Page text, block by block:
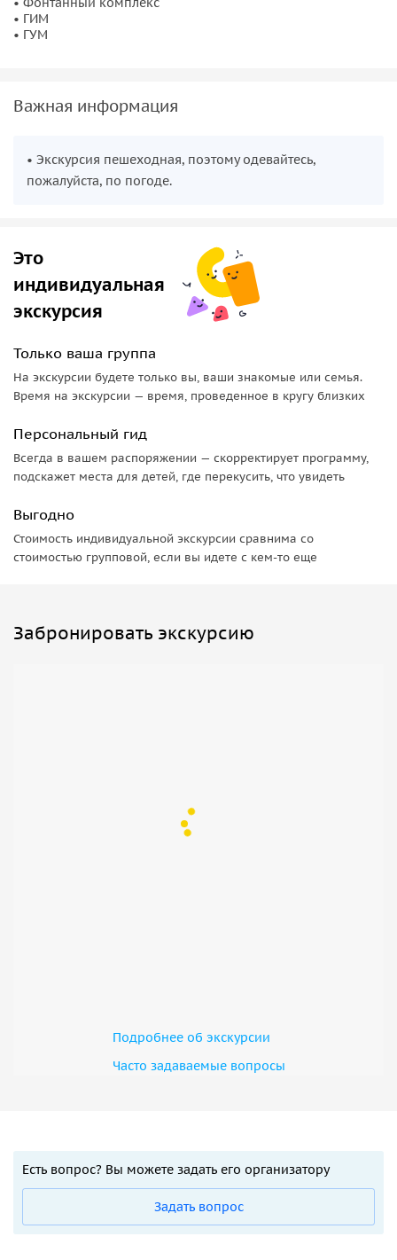
• ГИМ
• ГУМ
Важная информация
• Экскурсия пешеходная, поэтому одевайтесь,
пожалуйста, по погоде.
Это
индивидуальная
экскурсия
Только ваша группа
На экскурсии будете только вы, ваши знакомые или семья.
Время на экскурсии — время, проведенное в кругу близких
Персональный гид
Всегда в вашем распоряжении — скорректирует программу,
подскажет места для детей, где перекусить, что увидеть
Выгодно
Стоимость индивидуальной экскурсии сравнима со
стоимостью групповой, если вы идете с кем-то еще
Забронировать экскурсию
Подробнее об экскурсии
Часто задаваемые вопросы
Есть вопрос? Вы можете задать его организатору
Задать вопрос